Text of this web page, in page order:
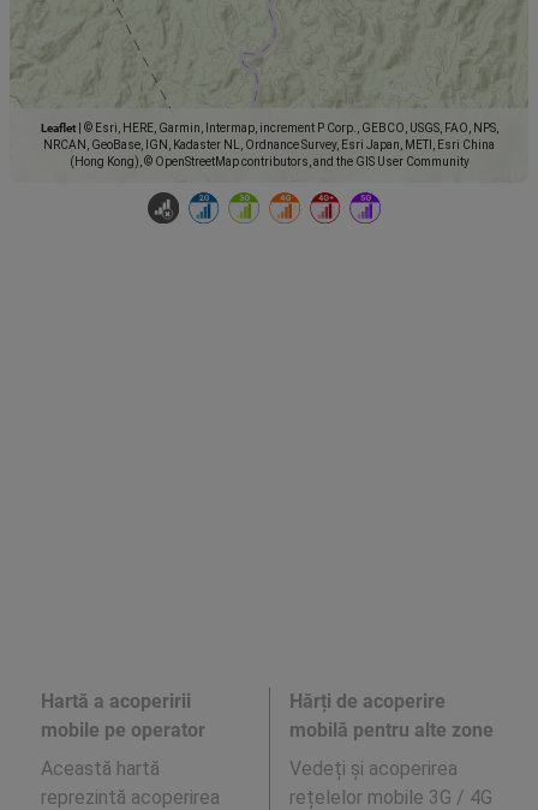
Leaflet
© Esri, HERE, Garmin, Intermap, increment P Corp., GEBCO, USGS, FAO, NPS,
NRCAN, GeoBase, IGN, Kadaster NL, Ordnance Survey, Esri Japan, METI, Esri China
(Hong Kong), © OpenStreetMap contributors, and the GIS User Community
Hartă a acoperirii
mobile pe operator
Această hartă
reprezintă acoperirea
Hărți de acoperire
mobilă pentru alte zone
Vedeți și acoperirea
rețelelor mobile 3G / 4G